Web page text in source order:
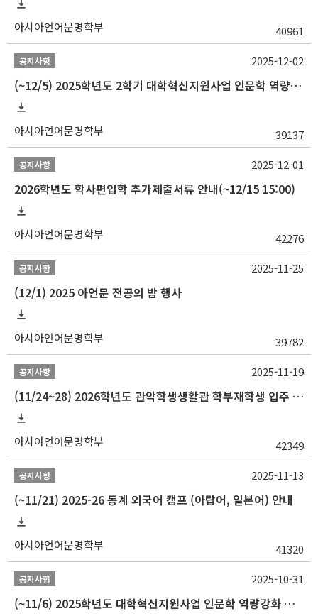
아시아언어문명학부 40961
공지사항
(~12/5) 2025학년도 2학기 대학혁신지원사업 인문학 역량강화 국제학술대회 참가 경비 지원 안내(2차)
아시아언어문명학부 39137
2025-12-02
공지사항
2026학년도 학사편입학 추가제출서류 안내(~12/15 15:00)
아시아언어문명학부 42276
2025-12-01
공지사항
(12/1) 2025 아언문 전공의 밤 행사
아시아언어문명학부 39782
2025-11-25
공지사항
(11/24~28) 2026학년도 관악학생생활관 학부재학생 입주 신청 일정 안내
아시아언어문명학부 42349
2025-11-19
공지사항
(~11/21) 2025-26 동계 외국어 캠프 (아랍어, 일본어) 안내
아시아언어문명학부 41320
2025-11-13
공지사항
(~11/6) 2025학년도 대학혁신지원사업 인문학 역량강화 동계 인턴십 참가자 선발 안내
2025-10-31